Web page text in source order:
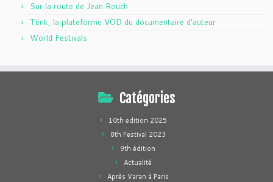
Sur la route de Jean Rouch
Tënk, la plateforme VOD du documentaire d'auteur
World Festivals
Catégories
10th edition 2025
8th Festival 2023
9th édition
Actualité
Après Varan à Paris